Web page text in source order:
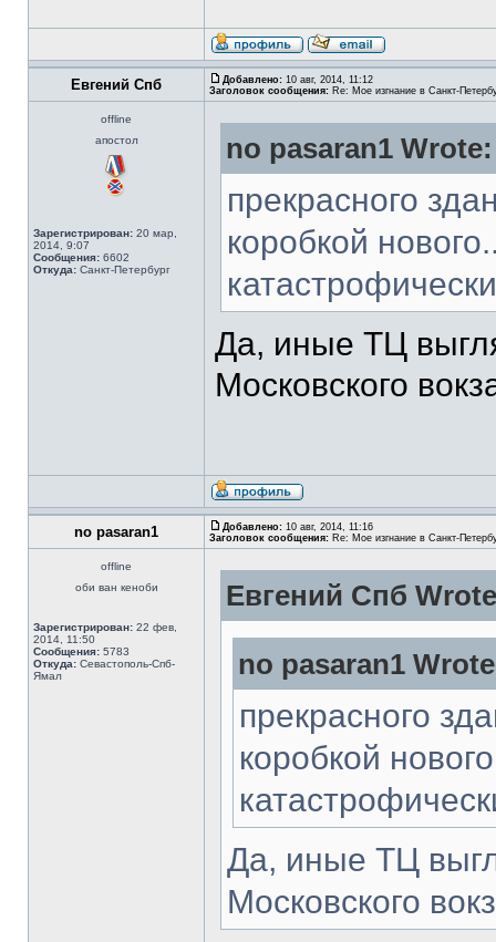
Евгений Спб Добавлено: 10 авг, 2014, 11:12
Заголовок сообщения: Re: Мое изгнание в Санкт-
offline
апостол
Зарегистрирован: 20 мар,
2014, 9:07
Сообщения: 6602
Откуда: Санкт-Петербург
no pasaran1 Wrote:
прекрасного
коробкой
Да, иные ТЦ
Московского
no pasaran1 Добавлено: 10 авг, 2014, 11:16
Заголовок сообщения: Re: Мое изгнание в Санкт-
offline
оби ван кеноби
Зарегистрирован: 22 фев,
2014, 11:50
Сообщения: 5783
Откуда: Севастополь-Спб-
Ямал
Евгений Спб
no pasaran1
прекрасного
коробкой
Да, иные ТЦ
Московского